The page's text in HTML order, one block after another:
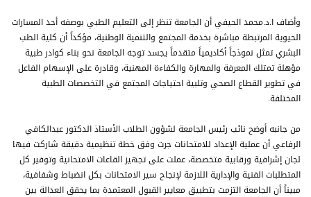
وأضاف ا.د.محمد الحيفي أن الجامعة تنظر إلى التعليم الطبي بوصفه أحد المسارات
الحيوية المرتبطة مباشرة بخدمة المجتمع والتنمية الوطنية، مؤكداً أن كلية الطب
البشري تمثل نموذجاً أكاديمياً متقدماً يجسد توجه الجامعة نحو بناء كوادر طبية
مؤهلة تمتلك المعرفة والمهارة والكفاءة المهنية، وقادرة على الإسهام الفاعل
في تطوير القطاع الصحي وتلبية احتياجات المجتمع في التخصصات الطبية
المختلفة.
من جانبه أوضح نائب رئيس الجامعة لشؤون الطلاب الأستاذ الدكتور عبدالكافي
الرفاعي أن عملية الإعداد للامتحانات جرت وفق خطة تنظيمية دقيقة شاركت فيها
لجان إشرافية ورقابية متخصصة، عملت على تجهيز القاعات الامتحانية وتوفير كل
المتطلبات الفنية والإدارية اللازمة لإنجاح سير الامتحانات بكل انضباط وشفافية،
مبيناً أن الجامعة التزمت بتطبيق معايير القبول المعتمدة بما يحقق العدالة بين